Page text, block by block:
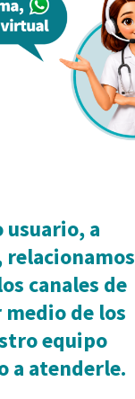
usuario, a
canales de
de los
equipo
a atenderle.